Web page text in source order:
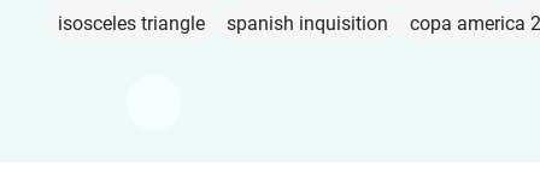
isosceles triangle spanish inquisition copa america